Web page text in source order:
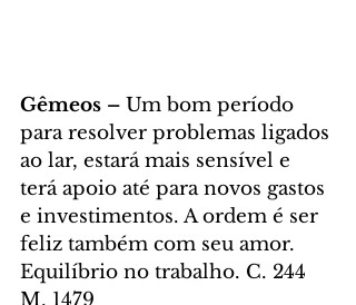
Gêmeos – Um bom período
para resolver problemas ligados
ao lar, estará mais sensível e
terá apoio até para novos gastos
e investimentos. A ordem é ser
feliz também com seu amor.
Equilíbrio no trabalho. C. 244